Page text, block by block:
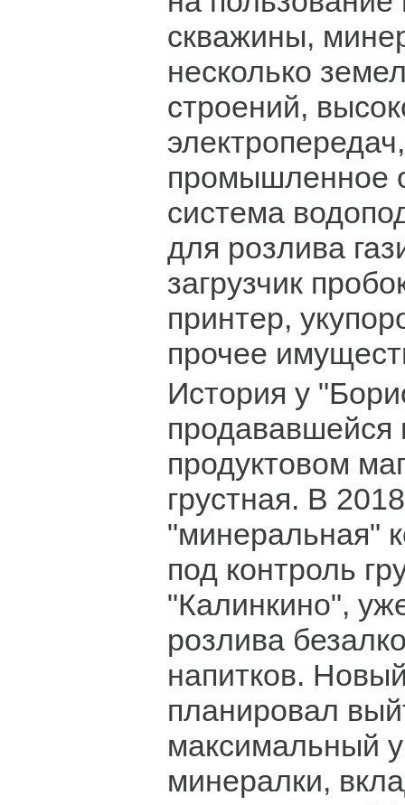
скважины,
несколько
строений,
промышленное
система
для розлива
загрузчик
принтер,
прочее
История у
продуктовом
грустная. В
"минеральная"
под контроль
"Калинкино",
розлива
напитков.
планировал
максимальный
минералки,